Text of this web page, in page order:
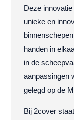
Deze
unieke en
handen in
in de
aanpassingen
gelegd op de
Bij 2cover